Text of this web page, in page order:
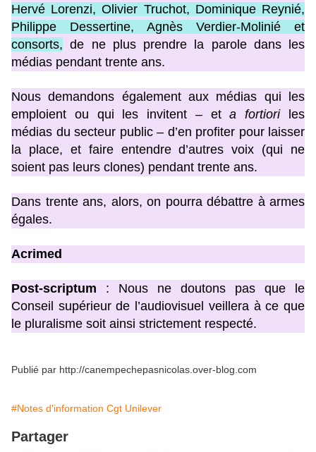
Hervé Lorenzi, Olivier Truchot, Dominique Reynié,
Philippe Dessertine, Agnès Verdier-Molinié et
consorts, de ne plus prendre la parole dans les
médias pendant trente ans.
Nous demandons également aux médias qui les
emploient ou qui les invitent – eta fortioriles
médias du secteur public – d’en profiter pour laisser
la place, et faire entendre d’autres voix (qui ne
soient pas leurs clones) pendant trente ans.
Dans trente ans, alors, on pourra débattre à armes
égales.
Acrimed
Post-scriptum : Nous ne doutons pas que le
Conseil supérieur de l’audiovisuel veillera à ce que
le pluralisme soit ainsi strictement respecté.
Publié par http://canempechepasnicolas.over-blog.com
#Notes d'information Cgt Unilever
Partager